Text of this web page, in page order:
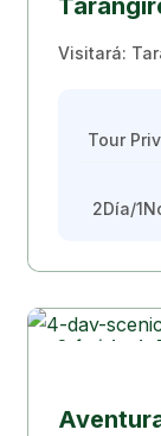
Visitará:
Tour
2Día/
Safari desde